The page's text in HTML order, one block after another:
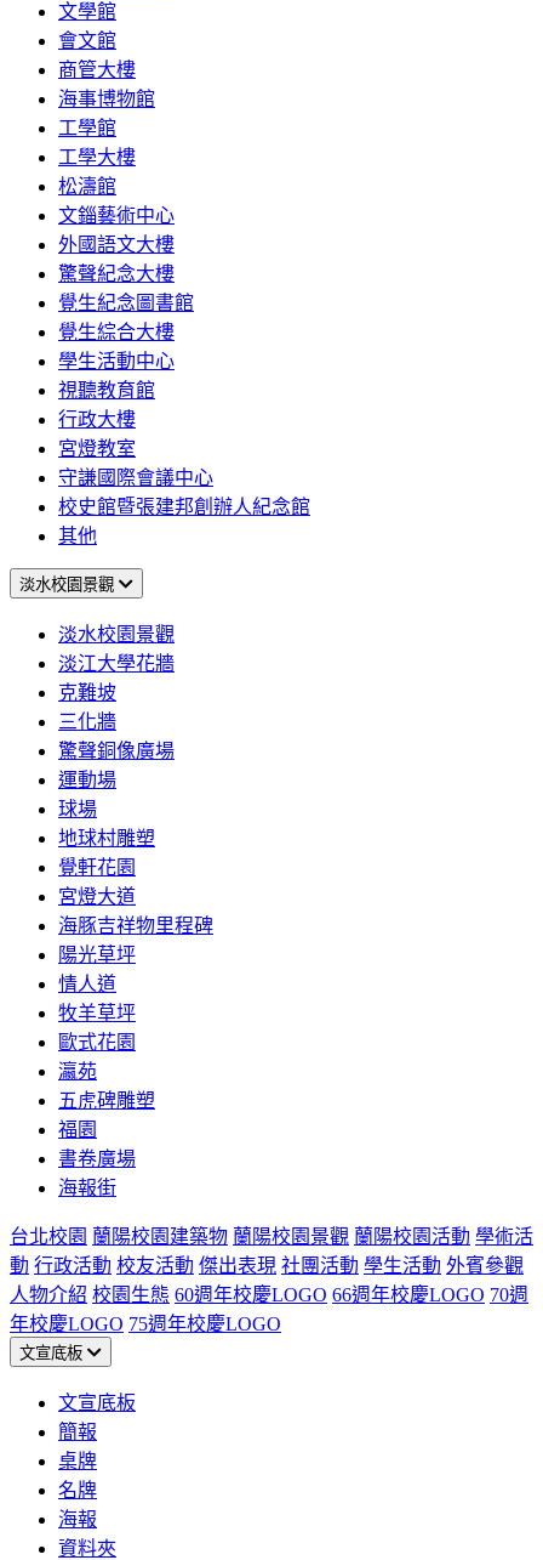
文學館
會文館
商管大樓
海事博物館
工學館
工學大樓
松濤館
文錙藝術中心
外國語文大樓
驚聲紀念大樓
覺生紀念圖書館
覺生綜合大樓
學生活動中心
視聽教育館
行政大樓
宮燈教室
守謙國際會議中心
校史館暨張建邦創辦人紀念館
其他
淡水校園景觀
淡水校園景觀
淡江大學花牆
克難坡
三化牆
驚聲銅像廣場
運動場
球場
地球村雕塑
覺軒花園
宮燈大道
海豚吉祥物里程碑
陽光草坪
情人道
牧羊草坪
歐式花園
瀛苑
五虎碑雕塑
福園
書卷廣場
海報街
台北校園 蘭陽校園建築物 蘭陽校園景觀 蘭陽校園活動 學術活
動 行政活動 校友活動 傑出表現 社團活動 學生活動 外賓參觀
人物介紹 校園生態 60週年校慶LOGO 66週年校慶LOGO 70週
年校慶LOGO 75週年校慶LOGO
文宣底板
文宣底板
簡報
桌牌
名牌
海報
資料夾